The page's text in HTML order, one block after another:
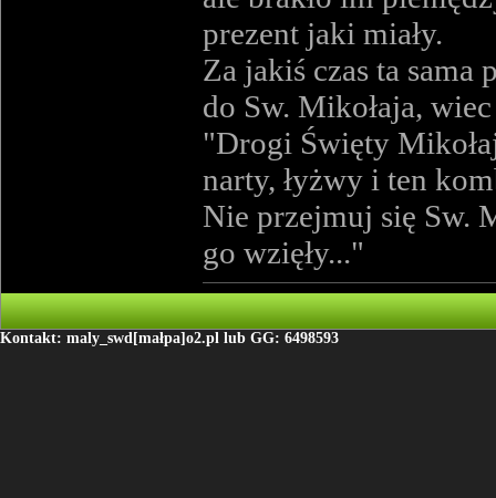
prezent jaki miały.
Za jakiś czas ta sama
do Sw. Mikołaja,
"Drogi Święty
narty, łyżwy i ten
Nie przejmuj się Sw.
go wzięły..."
Kontakt: maly_swd[małpa]o2.pl lub GG: 6498593